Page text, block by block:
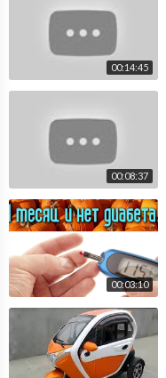
00:14:45
00:08:37
00:03:10